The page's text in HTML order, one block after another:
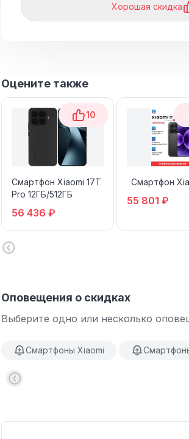
Хорошая скидка
Оцените также
10
Смартфон Xiaomi 17T
Pro 12ГБ/512ГБ
56 436 ₽
Смартфон
55 801 ₽
Оповещения о скидках
Выберите одно или несколько
Смартфоны Xiaomi